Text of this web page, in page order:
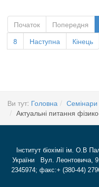
Початок Попередня
8
Наступна Кінець
Ви тут: Головна
Семінари
Актуальні питання
Інститут біохімії ім. О.В
України Вул. Леонтовича,
2345974; факс:+ (380-44)